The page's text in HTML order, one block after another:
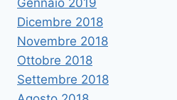
Gennaio 2019
Dicembre 2018
Novembre 2018
Ottobre 2018
Settembre 2018